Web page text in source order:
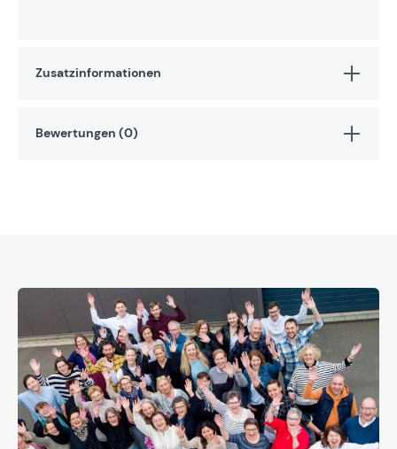
Zusatzinformationen
Bewertungen (0)